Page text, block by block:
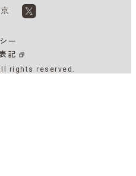
ー
記
rights reserved.